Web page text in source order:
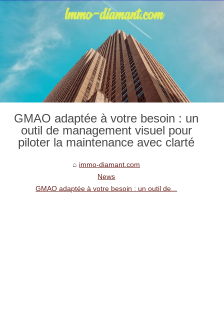
GMAO adaptée à votre besoin : un
outil de management visuel pour
piloter la maintenance avec clarté
immo-diamant.com
News
GMAO adaptée à votre besoin : un outil de...